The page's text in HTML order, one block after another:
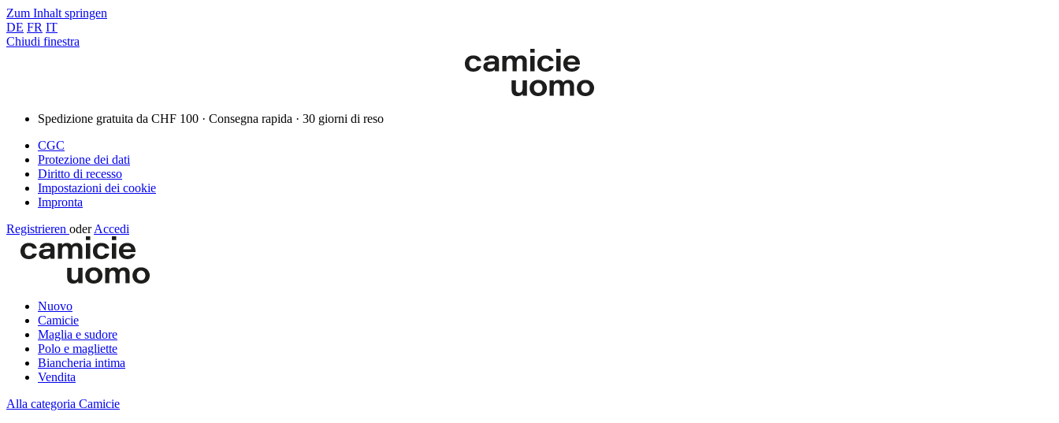
Zum Inhalt springen
DE FR IT
Chiudi finestra
Spedizione gratuita da CHF 100 · Consegna rapida · 30 giorni di reso
CGC
Protezione dei dati
Diritto di recesso
Impostazioni dei cookie
Impronta
Registrieren oder Accedi
Nuovo
Camicie
Maglia e sudore
Polo e magliette
Biancheria intima
Vendita
Alla categoria Camicie